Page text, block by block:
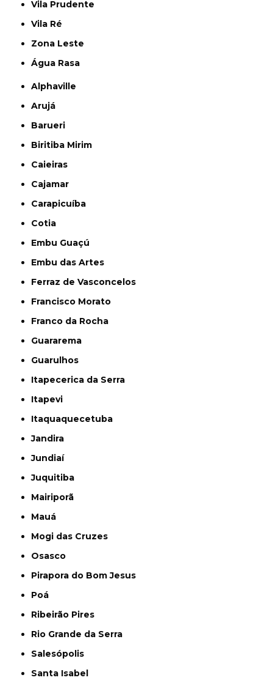
Vila Prudente
Vila Ré
Zona Leste
Água Rasa
Alphaville
Arujá
Barueri
Biritiba Mirim
Caieiras
Cajamar
Carapicuíba
Cotia
Embu Guaçú
Embu das Artes
Ferraz de Vasconcelos
Francisco Morato
Franco da Rocha
Guararema
Guarulhos
Itapecerica da Serra
Itapevi
Itaquaquecetuba
Jandira
Jundiaí
Juquitiba
Mairiporã
Mauá
Mogi das Cruzes
Osasco
Pirapora do Bom Jesus
Poá
Ribeirão Pires
Rio Grande da Serra
Salesópolis
Santa Isabel